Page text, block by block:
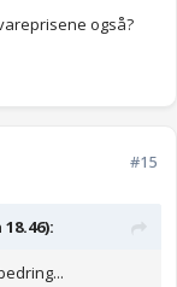
også?
#15